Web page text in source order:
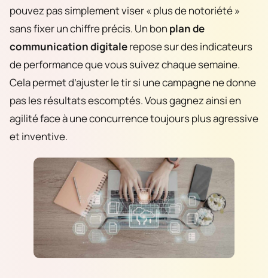
pouvez pas simplement viser « plus de notoriété »
sans fixer un chiffre précis. Un bon plan de
communication digitalerepose sur des indicateurs
de performance que vous suivez chaque semaine.
Cela permet d’ajuster le tir si une campagne ne donne
pas les résultats escomptés. Vous gagnez ainsi en
agilité face à une concurrence toujours plus agressive
et inventive.